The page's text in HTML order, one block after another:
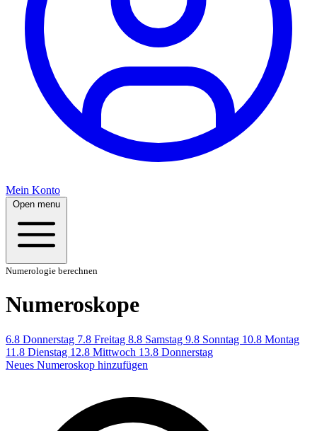
Mein Konto
Open menu
Numerologie berechnen
Numeroskope
6.8 Donnerstag 7.8 Freitag 8.8 Samstag 9.8 Sonntag 10.8 Montag
11.8 Dienstag 12.8 Mittwoch 13.8 Donnerstag
Neues Numeroskop hinzufügen